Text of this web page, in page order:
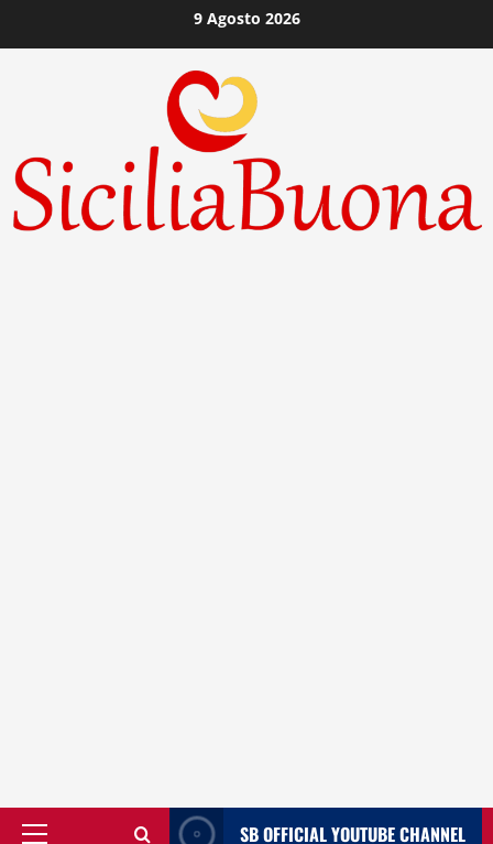
al
9 Agosto 2026
SB OFFICIAL YOUTUBE CHANNEL